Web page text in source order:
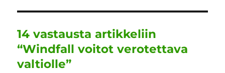
b
o
o
k
r
d
I
n
A
p
p
r
a
m
14 vastausta artikkeliin
“Windfall voitot verotettava
valtiolle”